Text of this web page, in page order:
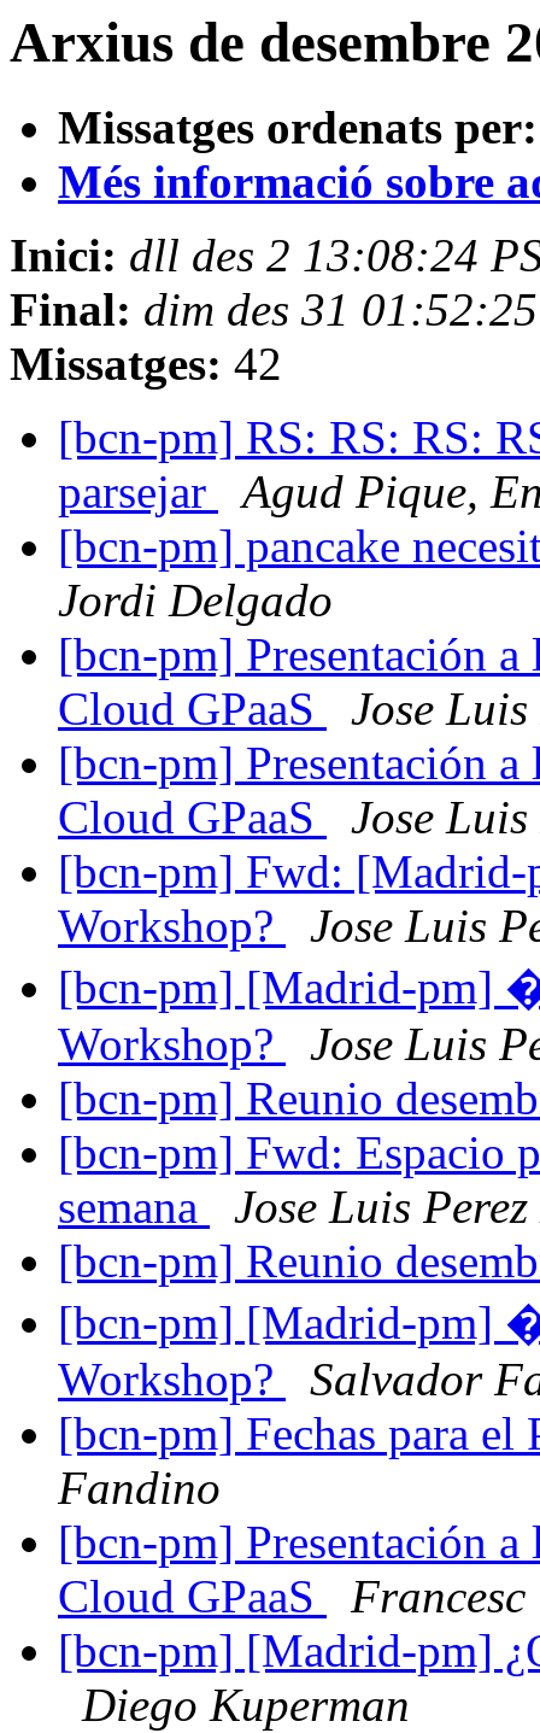
Arxius de desembre
Missatges ordenats per:
Més informació sobre
Inici: dll des 2 13:08:24
Final: dim des 31
Missatges: 42
[bcn-pm] RS: RS: RS:
parsejar
Agud Pique,
[bcn-pm] pancake
Jordi Delgado
[bcn-pm] Presentación
Cloud GPaaS
Jose
[bcn-pm] Presentación
Cloud GPaaS
Jose
[bcn-pm] Fwd: [Madrid-
Workshop?
Jose Luis
[bcn-pm] [Madrid-pm]
Workshop?
Jose Luis
[bcn-pm] Reunio
[bcn-pm] Fwd: Espacio
semana
Jose Luis
[bcn-pm] Reunio
[bcn-pm] [Madrid-pm]
Workshop?
Salvador
[bcn-pm] Fechas para
Fandino
[bcn-pm] Presentación
Cloud GPaaS
Francesc
[bcn-pm] [Madrid-pm]
Diego Kuperman